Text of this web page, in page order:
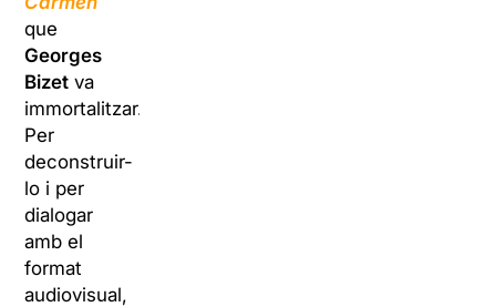
que
Georges
Bizet va
immortalitzar.
Per
deconstruir-
lo i per
dialogar
amb el
format
audiovisual,